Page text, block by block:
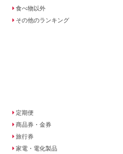
食べ物以外
その他のランキング
定期便
商品券・金券
旅行券
家電・電化製品